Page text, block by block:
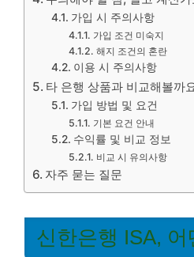
가입 시 주의사항
가입 조건 미숙지
해지 조건의 혼란
이용 시 주의사항
타 은행 상품과 비교해볼까
가입 방법 및 요건
기본 요건 안내
수익률 및 비교 정보
비교 시 유의사항
자주 묻는 질문
신한은행 ISA,